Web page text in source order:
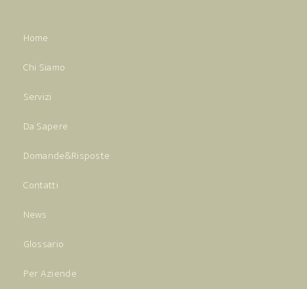
Home
Chi Siamo
Servizi
Da Sapere
Domande&Risposte
Contatti
News
Glossario
Per Aziende